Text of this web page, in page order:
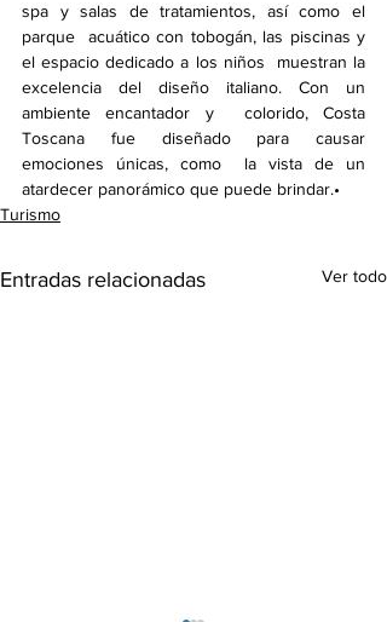
spa y salas de tratamientos, así como el
parque  acuático con tobogán, las piscinas y
el espacio dedicado a los niños  muestran la
excelencia del diseño italiano. Con un
ambiente encantador y  colorido, Costa
Toscana fue diseñado para causar
emociones únicas, como  la vista de un
atardecer panorámico que puede brindar.•
Turismo
Entradas relacionadas Ver todo